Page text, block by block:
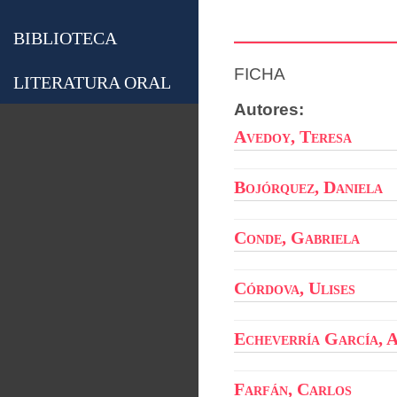
BIBLIOTECA
LITERATURA ORAL
FICHA
Autores:
Avedoy, Teresa
Bojórquez, Daniela
Conde, Gabriela
Córdova, Ulises
Echeverría García,
Farfán, Carlos